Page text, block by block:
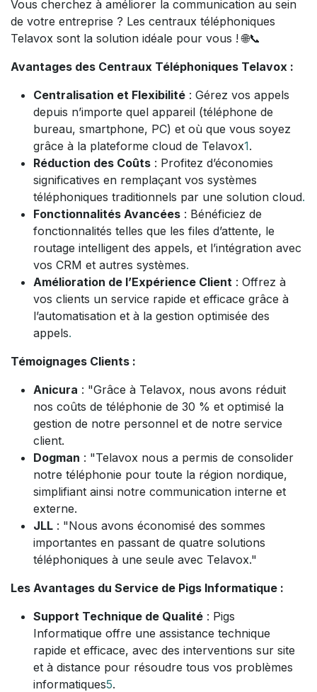
Vous cherchez à améliorer la communication au sein
de votre entreprise ? Les centraux téléphoniques
Telavox sont la solution idéale pour vous ! 🌐📞
Avantages des Centraux Téléphoniques Telavox :
Centralisation et Flexibilité : Gérez vos appels
depuis n’importe quel appareil (téléphone de
bureau, smartphone, PC) et où que vous soyez
grâce à la plateforme cloud de Telavox1.
Réduction des Coûts : Profitez d’économies
significatives en remplaçant vos systèmes
téléphoniques traditionnels par une solution cloud.
Fonctionnalités Avancées : Bénéficiez de
fonctionnalités telles que les files d’attente, le
routage intelligent des appels, et l’intégration avec
vos CRM et autres systèmes.
Amélioration de l’Expérience Client : Offrez à
vos clients un service rapide et efficace grâce à
l’automatisation et à la gestion optimisée des
appels.
Témoignages Clients :
Anicura : "Grâce à Telavox, nous avons réduit
nos coûts de téléphonie de 30 % et optimisé la
gestion de notre personnel et de notre service
client.
Dogman : "Telavox nous a permis de consolider
notre téléphonie pour toute la région nordique,
simplifiant ainsi notre communication interne et
externe.
JLL : "Nous avons économisé des sommes
importantes en passant de quatre solutions
téléphoniques à une seule avec Telavox."
Les Avantages du Service de Pigs Informatique :
Support Technique de Qualité : Pigs
Informatique offre une assistance technique
rapide et efficace, avec des interventions sur site
et à distance pour résoudre tous vos problèmes
informatiques5.